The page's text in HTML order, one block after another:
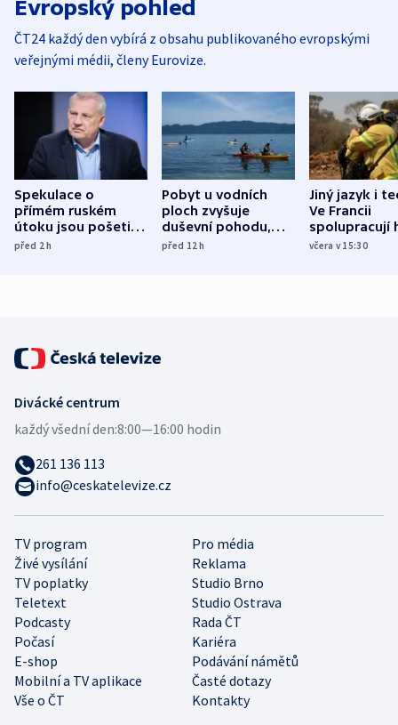
Evropský pohled
ČT24 každý den vybírá z obsahu publikovaného evropskými
veřejnými médii, členy Eurovize.
Spekulace o
přímém ruském
útoku jsou pošetilé,
míní estonský
před 2h
Pobyt u vodních
ploch zvyšuje
duševní pohodu,
ukázala
před 12h
Jiný jazyk i
Ve Francii
spolupracují
různých zemí
včera v 15:30
TV program
Pro média
Živé vysílání
Reklama
TV poplatky
Studio Brno
Teletext
Studio Ostrava
Podcasty
Rada ČT
Počasí
Kariéra
E-shop
Podávání námětů
Mobilní a TV aplikace
Časté dotazy
Vše o ČT
Kontakty
Divácké centrum
každý všední den:8:00—16:00 hodin
261 136 113
info@ceskatelevize.cz